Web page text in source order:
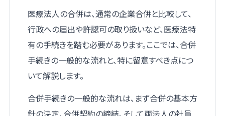
医療法人の合併は、通常の企業合併と比較して、
行政への届出や許認可の取り扱いなど、医療法特
有の手続きを踏む必要があります。ここでは、合併
手続きの一般的な流れと、特に留意すべき点につ
いて解説します。
合併手続きの一般的な流れは、まず合併の基本方
針の決定、合併契約の締結、そして両法人の社員